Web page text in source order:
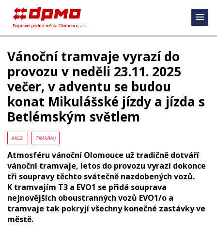
Vánoční tramvaje vyrazí do
provozu v neděli 23.11. 2025
večer, v adventu se budou
konat Mikulášské jízdy a jízda s
Betlémským světlem
AKCE TRAMVAJ
Atmosféru vánoční Olomouce už tradičně dotváří
vánoční tramvaje, letos do provozu vyrazí dokonce
tři soupravy těchto svátečně nazdobených vozů.
K tramvajím T3 a EVO1 se přidá souprava
nejnovějších oboustranných vozů EVO1/o a
tramvaje tak pokryjí všechny konečné zastávky ve
městě.